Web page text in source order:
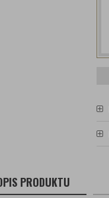
PRODUKTU